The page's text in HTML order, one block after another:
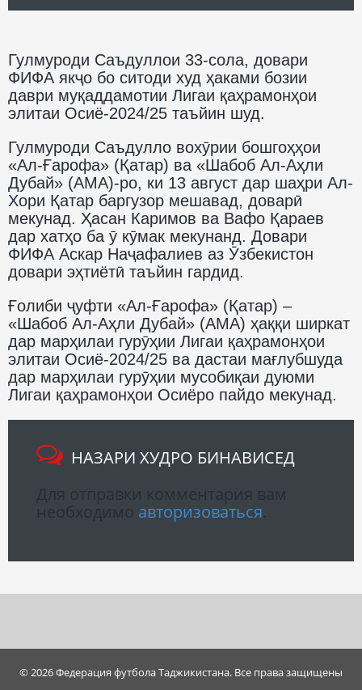
Гулмуроди Саъдуллои 33-сола, довари
ФИФА якҷо бо ситоди худ ҳаками бозии
даври муқаддамотии Лигаи қаҳрамонҳои
элитаи Осиё-2024/25 таъйин шуд.
Гулмуроди Саъдулло вохӯрии бошгоҳҳои
«Ал-Ғарофа» (Қатар) ва «Шабоб Ал-Аҳли
Дубай» (АМА)-ро, ки 13 август дар шаҳри Ал-
Хори Қатар баргузор мешавад, доварӣ
мекунад. Ҳасан Каримов ва Вафо Қараев
дар хатҳо ба ӯ кӯмак мекунанд. Довари
ФИФА Аскар Наҷафалиев аз Ӯзбекистон
довари эҳтиётӣ таъйин гардид.
Ғолиби ҷуфти «Ал-Ғарофа» (Қатар) –
«Шабоб Ал-Аҳли Дубай» (АМА) ҳаққи ширкат
дар марҳилаи гурӯҳии Лигаи қаҳрамонҳои
элитаи Осиё-2024/25 ва дастаи мағлубшуда
дар марҳилаи гурӯҳии мусобиқаи дуюми
Лигаи қаҳрамонҳои Осиёро пайдо мекунад.
НАЗАРИ ХУДРО БИНАВИСЕД
авторизоваться
© 2026 Федерация футбола Таджикистана. Все права защищены